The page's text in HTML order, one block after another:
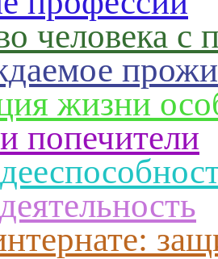
человека с
жизни
попечители